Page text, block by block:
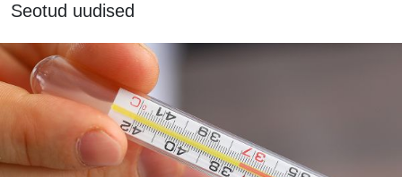
Seotud uudised